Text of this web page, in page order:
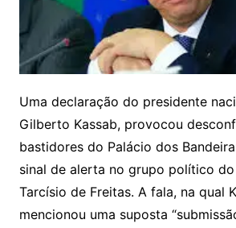
Uma declaração do presidente
Gilberto Kassab, provocou
bastidores do Palácio dos
sinal de alerta no grupo político
Tarcísio de Freitas. A fala, na qual
mencionou uma suposta